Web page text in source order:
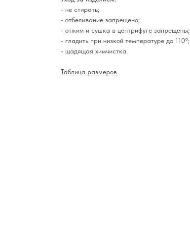
- не стирать;
- отбеливание запрещено;
- отжим и сушка в центрифуге запрещены;
- гладить при низкой температуре до 110°;
- щадящая химчистка.
Таблица размеров